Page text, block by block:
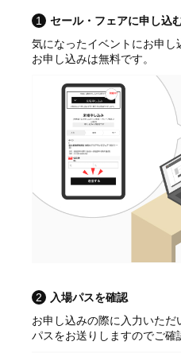
1
セール・フェアに申し込
気になったイベントにお申し
お申し込みは無料です。
2
入場パスを確認
お申し込みの際に入力いた
パスをお送りしますのでご確